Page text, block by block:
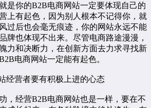
是你的B2B电商网站一定要体现自己的
上有起色，因为别人根本不记得你，就
过后也会毫无痕迹，你的网站永远不能
牌也体现不出来。尽管电商路途漫漫，
力和决断力，在创新方面去力求寻找新
电商网站一定能有起色。
营者要有积极上进的心态
经营B2B电商网站也是一样，要在不